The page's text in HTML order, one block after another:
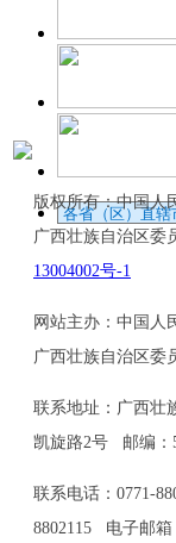
版权所有：中国人
广西壮族自治区委
13004002号-1
网站主办：中国人
广西壮族自治区委
联系地址：广西壮
凯旋路2号 邮编：
联系电话：0771-
8802115 电子邮箱